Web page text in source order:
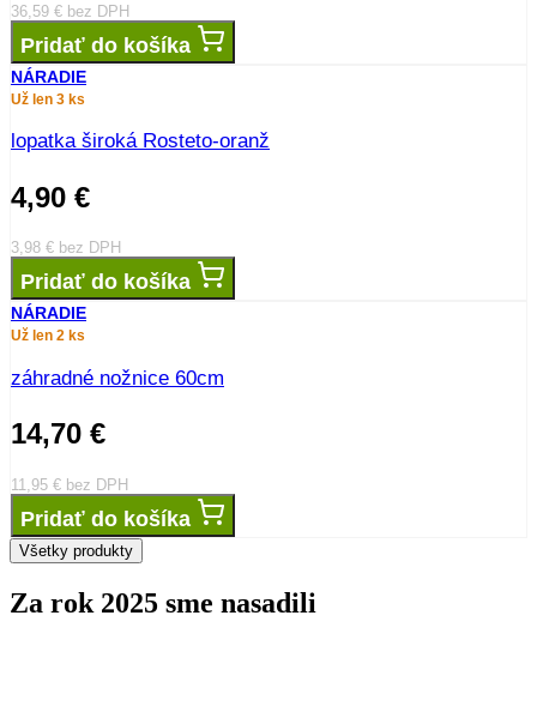
36,59 € bez DPH
Pridať do košíka
NÁRADIE
Už len 3 ks
lopatka široká Rosteto-oranž
4,90 €
3,98 € bez DPH
Pridať do košíka
NÁRADIE
Už len 2 ks
záhradné nožnice 60cm
14,70 €
11,95 € bez DPH
Pridať do košíka
Všetky produkty
Za rok 2025 sme nasadili